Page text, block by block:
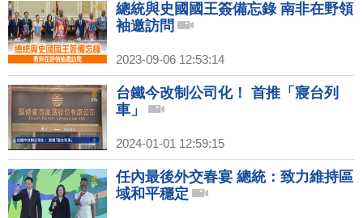
總統與史國國王簽備忘錄 南非在野領
袖邀訪問
2023-09-06 12:53:14
台鐵今改制公司化！ 首推「寢台列
車」
2024-01-01 12:59:15
任內最後外交春宴 總統：致力維持區
域和平穩定